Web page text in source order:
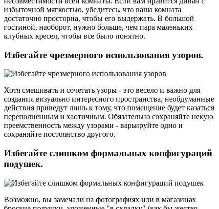
избыточной мягкостью, убедитесь, что ваша комната
достаточно просторна, чтобы его выдержать. В большой
гостиной, наоборот, нужно больше, чем пара маленьких
клубных кресел, чтобы все было понятно.
Избегайте чрезмерного использования узоров.
Хотя смешивать и сочетать узоры - это весело и важно для
создания визуально интересного пространства, необдуманные
действия приведут лишь к тому, что помещение будет казаться
переполненным и хаотичным. Обязательно сохраняйте некую
преемственность между узорами - варьируйте одно и
сохраняйте постоянство другого.
Избегайте слишком формальных конфигураций
подушек.
Возможно, вы замечали на фотографиях или в магазинах